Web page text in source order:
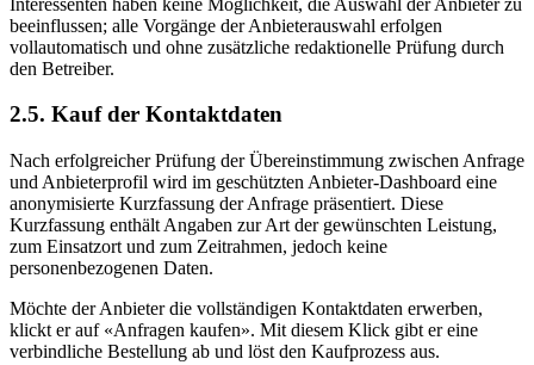
beeinflussen; alle Vorgänge der Anbieterauswahl erfolgen
vollautomatisch und ohne zusätzliche redaktionelle Prüfung durch
den Betreiber.
2.5. Kauf der Kontaktdaten
Nach erfolgreicher Prüfung der Übereinstimmung zwischen Anfrage
und Anbieterprofil wird im geschützten Anbieter-Dashboard eine
anonymisierte Kurzfassung der Anfrage präsentiert. Diese
Kurzfassung enthält Angaben zur Art der gewünschten Leistung,
zum Einsatzort und zum Zeitrahmen, jedoch keine
personenbezogenen Daten.
Möchte der Anbieter die vollständigen Kontaktdaten erwerben,
klickt er auf «Anfragen kaufen». Mit diesem Klick gibt er eine
verbindliche Bestellung ab und löst den Kaufprozess aus.